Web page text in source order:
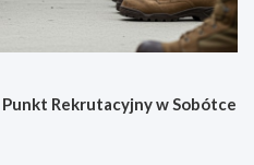
Rekrutacyjny w Sobótce